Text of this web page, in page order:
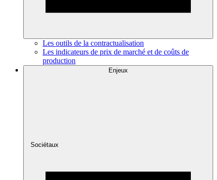
Les outils de la contractualisation
Les indicateurs de prix de marché et de coûts de
production
Enjeux
Sociétaux